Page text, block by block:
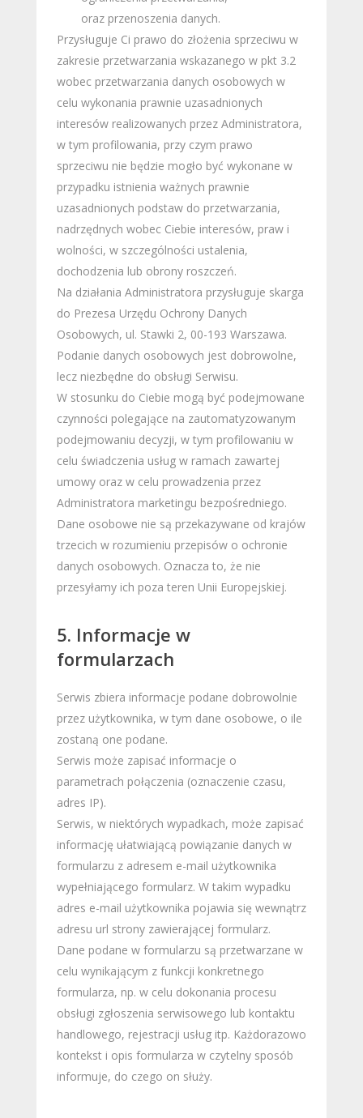
oraz przenoszenia danych.
Przysługuje Ci prawo do złożenia sprzeciwu w
zakresie przetwarzania wskazanego w pkt 3.2
wobec przetwarzania danych osobowych w
celu wykonania prawnie uzasadnionych
interesów realizowanych przez Administratora,
w tym profilowania, przy czym prawo
sprzeciwu nie będzie mogło być wykonane w
przypadku istnienia ważnych prawnie
uzasadnionych podstaw do przetwarzania,
nadrzędnych wobec Ciebie interesów, praw i
wolności, w szczególności ustalenia,
dochodzenia lub obrony roszczeń.
Na działania Administratora przysługuje skarga
do Prezesa Urzędu Ochrony Danych
Osobowych, ul. Stawki 2, 00-193 Warszawa.
Podanie danych osobowych jest dobrowolne,
lecz niezbędne do obsługi Serwisu.
W stosunku do Ciebie mogą być podejmowane
czynności polegające na zautomatyzowanym
podejmowaniu decyzji, w tym profilowaniu w
celu świadczenia usług w ramach zawartej
umowy oraz w celu prowadzenia przez
Administratora marketingu bezpośredniego.
Dane osobowe nie są przekazywane od krajów
trzecich w rozumieniu przepisów o ochronie
danych osobowych. Oznacza to, że nie
przesyłamy ich poza teren Unii Europejskiej.
5. Informacje w
formularzach
Serwis zbiera informacje podane dobrowolnie
przez użytkownika, w tym dane osobowe, o ile
zostaną one podane.
Serwis może zapisać informacje o
parametrach połączenia (oznaczenie czasu,
adres IP).
Serwis, w niektórych wypadkach, może zapisać
informację ułatwiającą powiązanie danych w
formularzu z adresem e-mail użytkownika
wypełniającego formularz. W takim wypadku
adres e-mail użytkownika pojawia się wewnątrz
adresu url strony zawierającej formularz.
Dane podane w formularzu są przetwarzane w
celu wynikającym z funkcji konkretnego
formularza, np. w celu dokonania procesu
obsługi zgłoszenia serwisowego lub kontaktu
handlowego, rejestracji usług itp. Każdorazowo
kontekst i opis formularza w czytelny sposób
informuje, do czego on służy.